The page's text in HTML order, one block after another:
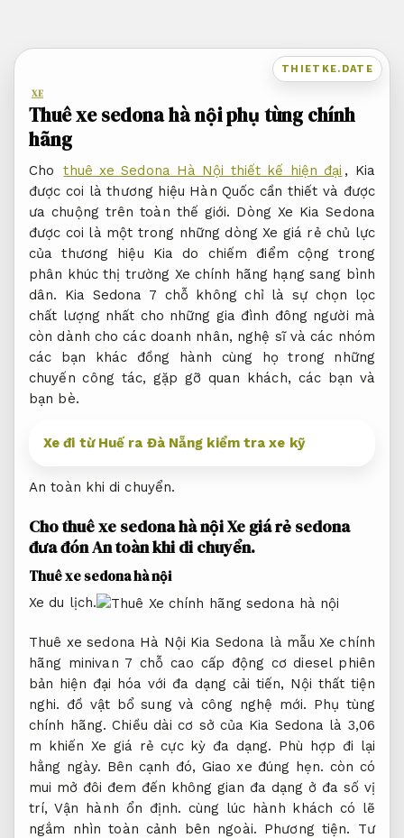
THIETKE.DATE
XE
Thuê xe sedona hà nội phụ tùng chính
hãng
Cho thuê xe Sedona Hà Nội thiết kế hiện đại , Kia
được coi là thương hiệu Hàn Quốc cần thiết và được
ưa chuộng trên toàn thế giới. Dòng Xe Kia Sedona
được coi là một trong những dòng Xe giá rẻ chủ lực
của thương hiệu Kia do chiếm điểm cộng trong
phân khúc thị trường Xe chính hãng hạng sang bình
dân. Kia Sedona 7 chỗ không chỉ là sự chọn lọc
chất lượng nhất cho những gia đình đông người mà
còn dành cho các doanh nhân, nghệ sĩ và các nhóm
các bạn khác đồng hành cùng họ trong những
chuyến công tác, gặp gỡ quan khách, các bạn và
bạn bè.
Xe đi từ Huế ra Đà Nẵng kiểm tra xe kỹ
An toàn khi di chuyển.
Cho thuê xe sedona hà nội Xe giá rẻ sedona
đưa đónAn toàn khi di chuyển.
Thuê xe sedona hà nội
Xe du lịch.
Thuê xe sedona Hà Nội Kia Sedona là mẫu Xe chính
hãng minivan 7 chỗ cao cấp động cơ diesel phiên
bản hiện đại hóa với đa dạng cải tiến, Nội thất tiện
nghi. đồ vật bổ sung và công nghệ mới. Phụ tùng
chính hãng. Chiều dài cơ sở của Kia Sedona là 3,06
m khiến Xe giá rẻ cực kỳ đa dạng. Phù hợp đi lại
hằng ngày. Bên cạnh đó, Giao xe đúng hẹn. còn có
mui mở đôi đem đến không gian đa dạng ở đa số vị
trí,Vận hành ổn định. cùng lúc hành khách có lẽ
ngắm nhìn toàn cảnh bên ngoài. Phương tiện.
Tư